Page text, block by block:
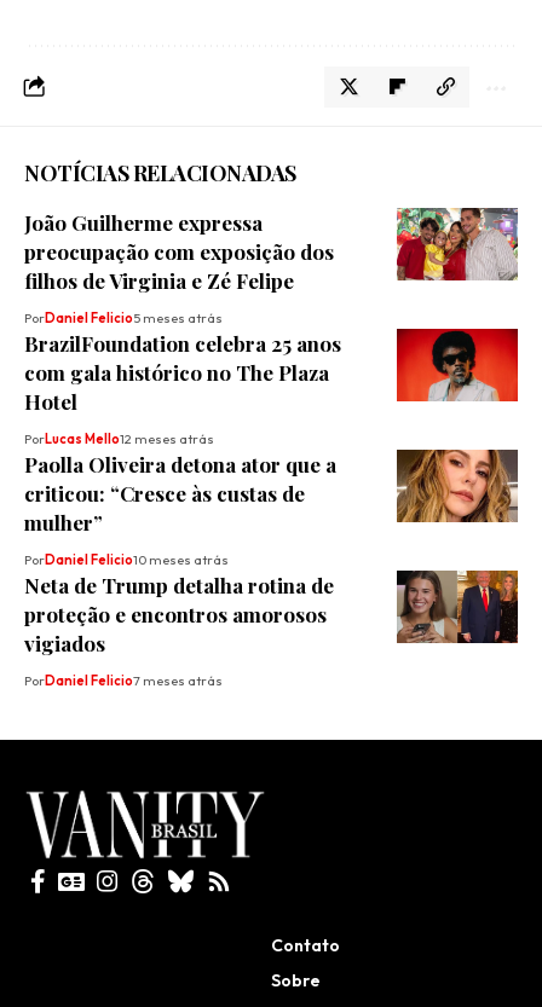
NOTÍCIAS RELACIONADAS
João Guilherme expressa
preocupação com exposição dos
filhos de Virginia e Zé Felipe
PorDaniel Felicio5 meses atrás
BrazilFoundation celebra 25 anos
com gala histórico no The Plaza
Hotel
PorLucas Mello12 meses atrás
Paolla Oliveira detona ator que a
criticou: “Cresce às custas de
mulher”
PorDaniel Felicio10 meses atrás
Neta de Trump detalha rotina de
proteção e encontros amorosos
vigiados
PorDaniel Felicio7 meses atrás
Contato
Sobre